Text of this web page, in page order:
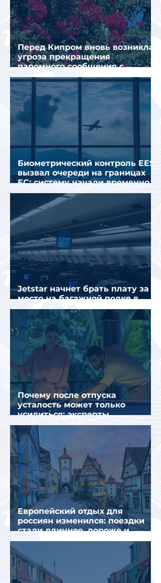
Перед Кипром вновь возникла
угроза прекращения
паромного сообщения с
Грецией
Биометрический контроль EES
вызвал очереди на границах
ЕС: систему начали временно
отключать
Jetstar начнет брать плату за
место на багажной полке в
салоне самолета
Почему после отпуска
усталость может только
усилиться: эксперты
объяснили причины
Европейский отдых для
россиян изменился: поездки
стали длиннее, дороже и
сложнее